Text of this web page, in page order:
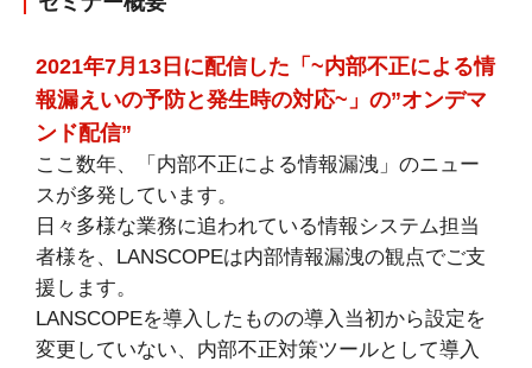
2021年7月13日に配信した「~内部不正による情
報漏えいの予防と発生時の対応~」の”オンデマ
ンド配信”
ここ数年、「内部不正による情報漏洩」のニュー
スが多発しています。
日々多様な業務に追われている情報システム担当
者様を、LANSCOPEは内部情報漏洩の観点でご支
援します。
LANSCOPEを導入したものの導入当初から設定を
変更していない、内部不正対策ツールとして導入